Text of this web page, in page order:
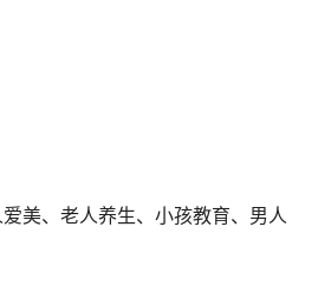
美、老人养生、小孩教育、男人